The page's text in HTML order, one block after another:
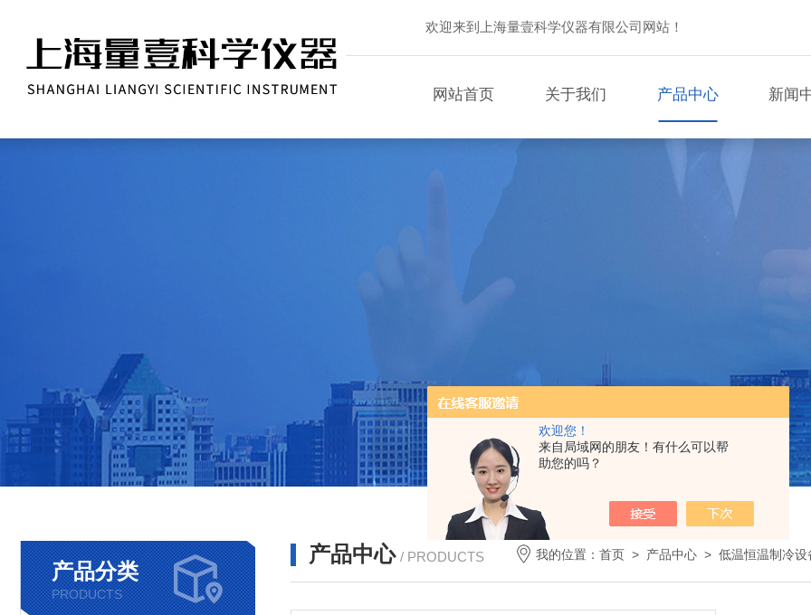
欢迎您！
来自局域网的朋友！有什么可以帮
助您的吗？
欢迎来到上海量壹科学仪器有限公司网站！
网站首页 关于我们 产品中心 新闻
产品分类
PRODUCTS
产品中心 / PRODUCTS 我的位置：首页 > 产品中心 >低温恒温制冷设